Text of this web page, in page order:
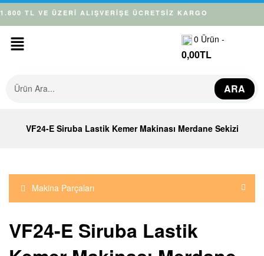
1.800 TL VE ÜZERİ ALIŞVERİŞE ÜCRETSİZ KARGO
0 Ürün -
0,00TL
ARA
VF24-E Siruba Lastik Kemer Makinası Merdane Sekizi
Makina Parçaları
VF24-E Siruba Lastik